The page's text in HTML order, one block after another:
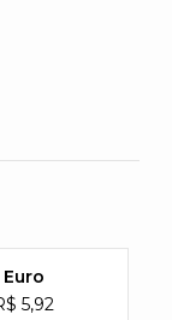
Euro
5,92